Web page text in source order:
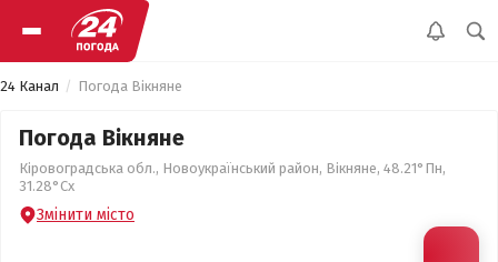
24 Канал Погода Вікняне
Погода Вікняне
Кіровоградська обл., Новоукраїнський район, Вікняне, 48.21°Пн,
31.28°Сх
Змінити місто